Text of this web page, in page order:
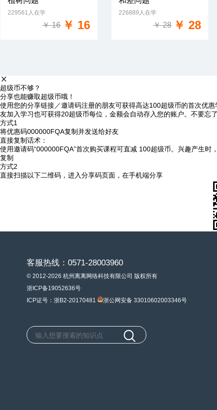
免费试学
229561人在学
￥ 16 ￥ 16
免费试学
226889人在学
￥ 28 ￥ 28
超级币不够？
分享也能赚取超级币哦！
使用您的分享链接／邀请码注册的朋友可获得高达100超级币的首次优
友加入学习也可获得20超级币每位，金额会自动存入您的账户。不要忘
方式1
将优惠码000000FQA复制并发送给好友
直接复制话术：
使用邀请码“000000FQA”首次购买课程可直减 100超级币。兴趣产生时
复制
方式2
直接扫描以下二维码，进入分享码页面，在手机端分享
客服热线：0571-28003960
© 2012-2026 杭州离离网络科技有限公司 版权所有
浙ICP备19052636号
ICP证号：浙B2-20170481
浙公网安备 33010602003346号